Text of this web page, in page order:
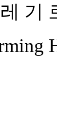
기